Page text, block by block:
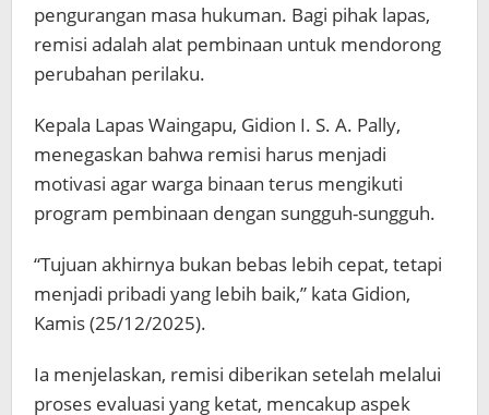
pengurangan masa hukuman. Bagi pihak lapas,
remisi adalah alat pembinaan untuk mendorong
perubahan perilaku.
Kepala Lapas Waingapu, Gidion I. S. A. Pally,
menegaskan bahwa remisi harus menjadi
motivasi agar warga binaan terus mengikuti
program pembinaan dengan sungguh-sungguh.
“Tujuan akhirnya bukan bebas lebih cepat, tetapi
menjadi pribadi yang lebih baik,” kata Gidion,
Kamis (25/12/2025).
Ia menjelaskan, remisi diberikan setelah melalui
proses evaluasi yang ketat, mencakup aspek